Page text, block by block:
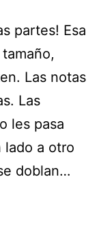
partes! Esa
Las notas
Las
les pasa
lado a otro
doblan…